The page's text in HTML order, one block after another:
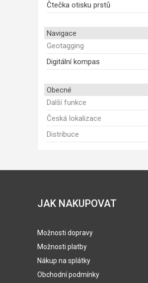
Čtečka otisku prstů
Navigace
Geotagging
Digitální kompas
Obecné
Další funkce
Česká lokalizace
Distribuce
JAK NAKUPOVAT
Možnosti dopravy
Možnosti platby
Nákup na splátky
Obchodní podmínky